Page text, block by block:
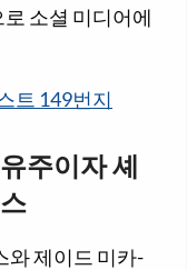
소셜 미디어에
트 149번지
주이자 셰
와 제이드 미카-